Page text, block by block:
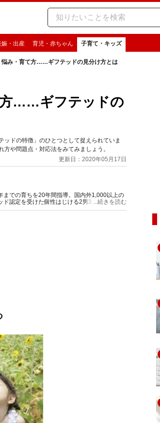
娠・出産 育児・赤ちゃん 子育て・キッズ
悩み・育て方……ギフテッドの見分け方とは
方……ギフテッドの
ドの特徴」のひとつとして捉えられていま
や問題点・対応法をみてみましょう。
更新日：2020年05月17日
までの育ちを20年間指導。国内外1,000以上の
認定を受けた個性はじける2男3女を育てる。
...続きを読む